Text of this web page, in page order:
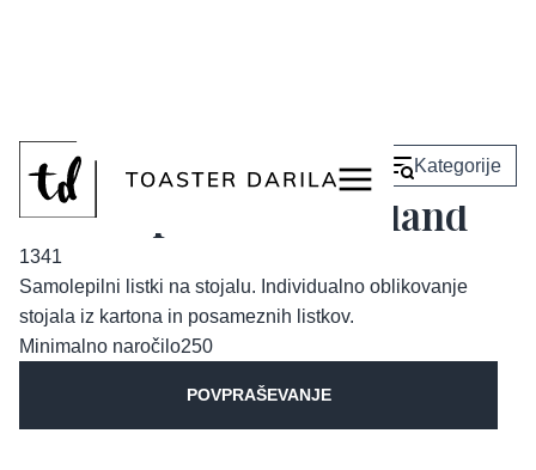
Nazaj Kategorije
Samolepilni listki Inland
1341
Samolepilni listki na stojalu. Individualno oblikovanje
stojala iz kartona in posameznih listkov.
Minimalno naročilo250
POVPRAŠEVANJE